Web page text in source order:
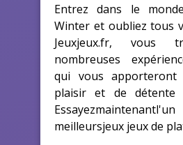
Entrez dans le
Winter et oubliez tous
Jeuxjeux.fr, vous
nombreuses
qui vous apporteront
plaisir et de détente
meilleursjeux jeux de